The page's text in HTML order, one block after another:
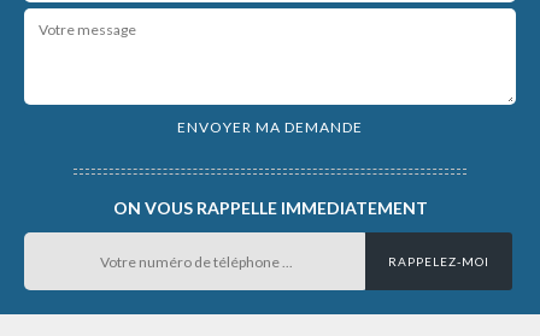
ON VOUS RAPPELLE IMMEDIATEMENT